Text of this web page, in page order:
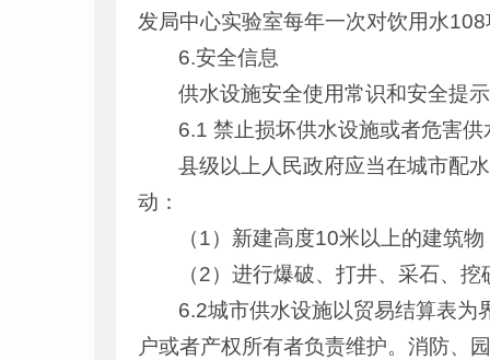
发局中心实验室每年一次对饮用水
6.安全信息
供水设施安全使用常识和安全提示
6.1 禁止损坏供水设施或者危害
县级以上人民政府应当在城市配
动：
（1）新建高度10米以上的建筑物
（2）进行爆破、打井、采石、
6.2城市供水设施以贸易结算表为
户或者产权所有者负责维护。消防、